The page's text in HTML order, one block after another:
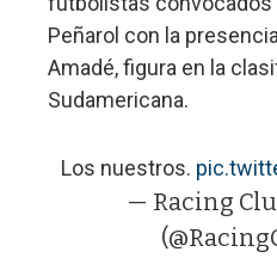
Peñarol con la
Amadé, figura en la
Sudamericana.
Los nuestros.
— Racing